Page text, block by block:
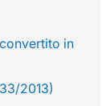
in
2013)